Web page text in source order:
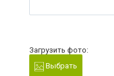
Загрузить фото:
Выбрать